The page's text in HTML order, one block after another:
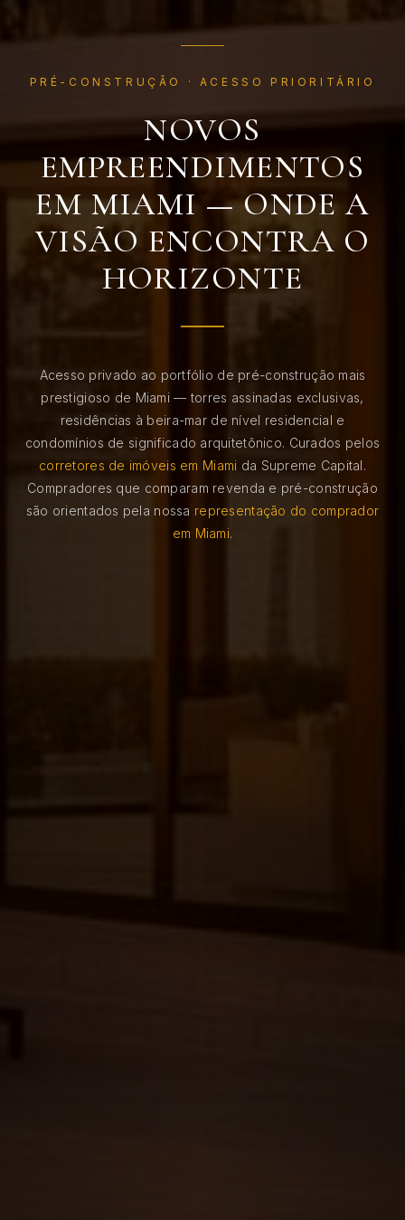
PRÉ-CONSTRUÇÃO · ACESSO PRIORITÁRIO
NOVOS
EMPREENDIMENTOS
EM MIAMI — ONDE A
VISÃO ENCONTRA O
HORIZONTE
Acesso privado ao portfólio de pré-construção mais
prestigioso de Miami — torres assinadas exclusivas,
residências à beira-mar de nível residencial e
condomínios de significado arquitetônico. Curados pelos
corretores de imóveis em Miami da Supreme Capital.
Compradores que comparam revenda e pré-construção
são orientados pela nossa representação do comprador
em Miami.